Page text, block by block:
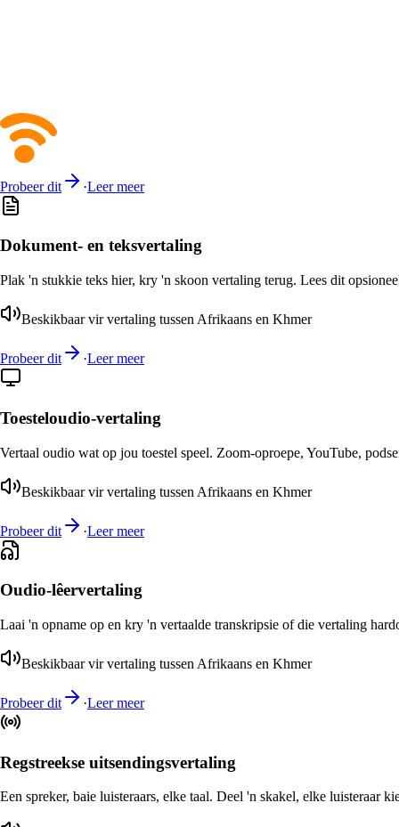
Probeer dit ·Leer meer
Dokument- en teksvertaling
Plak 'n stukkie teks hier, kry 'n skoon vertaling terug. Lees dit
Beskikbaar vir vertaling tussen Afrikaans en Khmer
Probeer dit ·Leer meer
Toesteloudio-vertaling
Vertaal oudio wat op jou toestel speel. Zoom-oproepe, YouTube,
Beskikbaar vir vertaling tussen Afrikaans en Khmer
Probeer dit ·Leer meer
Oudio-lêervertaling
Laai 'n opname op en kry 'n vertaalde transkripsie of die vertaling
Beskikbaar vir vertaling tussen Afrikaans en Khmer
Probeer dit ·Leer meer
Regstreekse uitsendingsvertaling
Een spreker, baie luisteraars, elke taal. Deel 'n skakel, elke luisteraar